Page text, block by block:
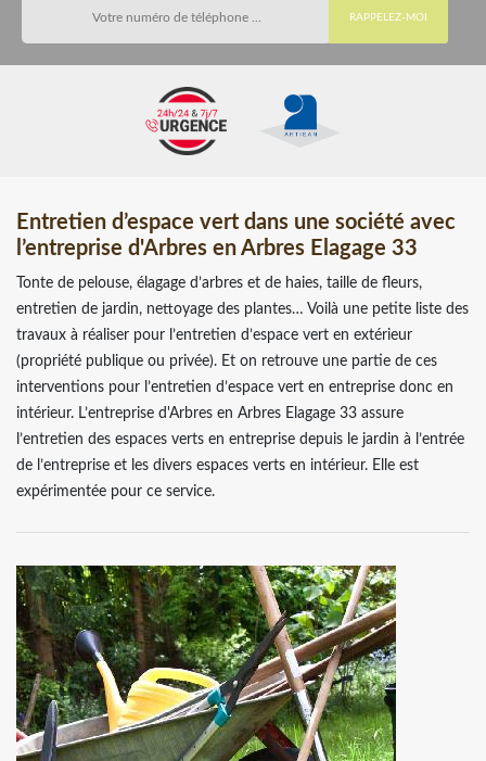
Entretien d’espace vert dans une société avec
l’entreprise d'Arbres en Arbres Elagage 33
Tonte de pelouse, élagage d’arbres et de haies, taille de fleurs,
entretien de jardin, nettoyage des plantes… Voilà une petite liste des
travaux à réaliser pour l’entretien d’espace vert en extérieur
(propriété publique ou privée). Et on retrouve une partie de ces
interventions pour l’entretien d’espace vert en entreprise donc en
intérieur. L’entreprise d'Arbres en Arbres Elagage 33 assure
l’entretien des espaces verts en entreprise depuis le jardin à l’entrée
de l’entreprise et les divers espaces verts en intérieur. Elle est
expérimentée pour ce service.